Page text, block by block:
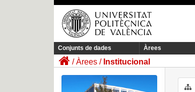
Conjunts de dades Àrees
Àrees Institucional